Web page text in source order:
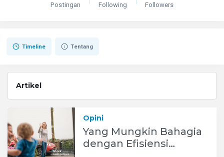
Postingan Following Followers
Timeline Tentang
Artikel
Opini
Yang Mungkin Bahagia
dengan Efisiensi